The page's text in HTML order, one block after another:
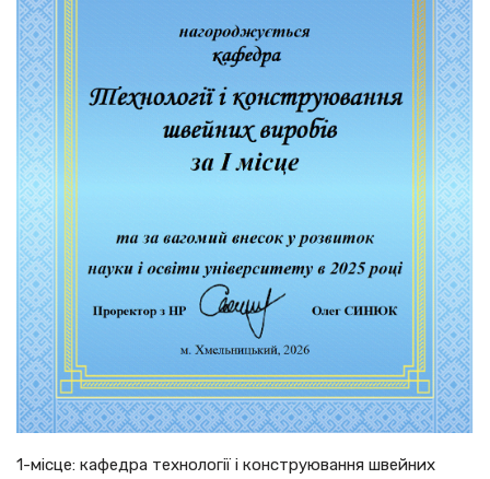
1-місце: кафедра технології і конструювання швейних